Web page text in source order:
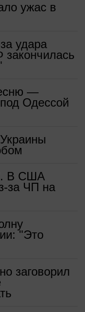
ужас в
удара
—
Одессой
В США
за ЧП на
"Это
заговорил